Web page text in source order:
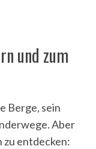
und zum
Berge, sein
Aber
zu entdecken: